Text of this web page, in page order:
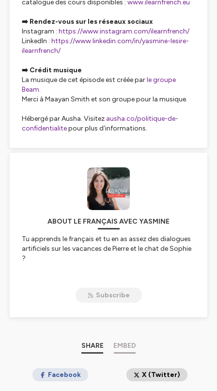
catalogue des cours disponibles : www.ilearnfrench.eu
➡️ Rendez-vous sur les réseaux sociaux
Instagram : https://www.instagram.com/ilearnfrench/
LinkedIn : https://www.linkedin.com/in/yasmine-lesire-
ilearnfrench/
➡️ Crédit musique
La musique de cet épisode est créée parle groupe
Beam.
Merci à Maayan Smith et son groupe pour la musique.
Hébergé par Ausha. Visitez ausha.co/politique-de-
confidentialitepour plus d'informations.
ABOUT LE FRANÇAIS AVEC YASMINE
Tu apprends le français et tu en as assez des dialogues
artificiels sur les vacances de Pierre et le chat de Sophie
?
Ici, on ne parle plus français comme un livre. On parle le
française à travers la culture, l'histoire, la gastronomie,
Subscribe
SHARE EMBED
Facebook X (Twitter)